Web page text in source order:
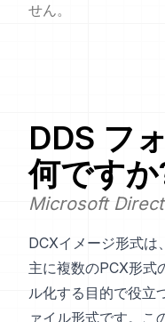
せん。
DDS フ
何ですか
Microsoft
DCXイメージ形式は
主に複数のPCX形式
ル化する目的で役立
ァイル形式です。こ